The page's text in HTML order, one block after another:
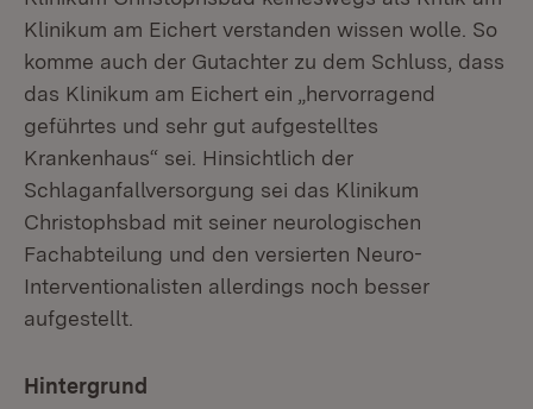
Klinikum am Eichert verstanden wissen wolle. So
komme auch der Gutachter zu dem Schluss, dass
das Klinikum am Eichert ein „hervorragend
geführtes und sehr gut aufgestelltes
Krankenhaus“ sei. Hinsichtlich der
Schlaganfallversorgung sei das Klinikum
Christophsbad mit seiner neurologischen
Fachabteilung und den versierten Neuro-
Interventionalisten allerdings noch besser
aufgestellt.
Hintergrund